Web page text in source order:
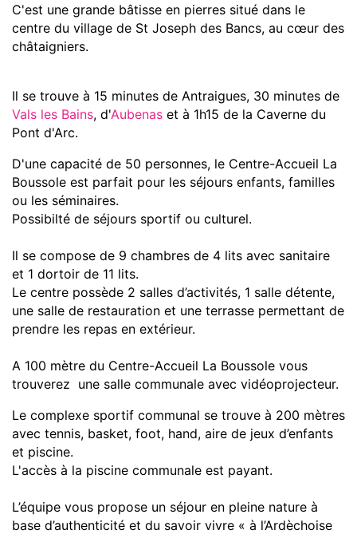
C'est une grande bâtisse en pierres situé dans le
centre du village de St Joseph des Bancs, au cœur des
châtaigniers.
Il se trouve à 15 minutes de Antraigues, 30 minutes de
Vals les Bains, d'Aubenas et à 1h15 de la Caverne du
Pont d'Arc.
D'une capacité de 50 personnes, le Centre-Accueil La
Boussole est parfait pour les séjours enfants, familles
ou les séminaires.
Possibilté de séjours sportif ou culturel.
Il se compose de 9 chambres de 4 lits avec sanitaire
et 1 dortoir de 11 lits.
Le centre possède 2 salles d’activités, 1 salle détente,
une salle de restauration et une terrasse permettant de
prendre les repas en extérieur.
A 100 mètre du Centre-Accueil La Boussole vous
trouverez une salle communale avec vidéoprojecteur.
Le complexe sportif communal se trouve à 200 mètres
avec tennis, basket, foot, hand, aire de jeux d’enfants
et piscine.
L'accès à la piscine communale est payant.
L’équipe vous propose un séjour en pleine nature à
base d’authenticité et du savoir vivre « à l’Ardèchoise